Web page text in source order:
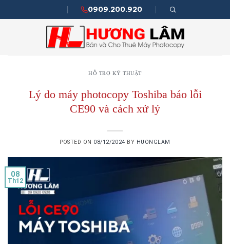
0909.200.920
HỖ TRỢ KỸ THUẬT
Lý do máy photocopy Toshiba báo lỗi
CE90 và cách xử lý
POSTED ON 08/12/2024 BY HUONGLAM
08
Th12